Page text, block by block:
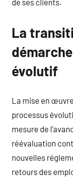
de ses clients.
La
évolutif
La mise en
processus
mesure de
réévaluation
nouvelles
retours des